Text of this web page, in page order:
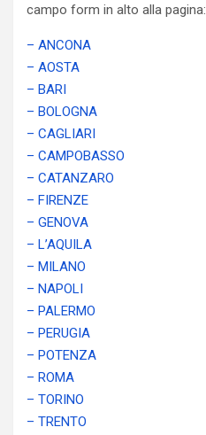
campo form in alto alla pagina:
– ANCONA
– AOSTA
– BARI
– BOLOGNA
– CAGLIARI
– CAMPOBASSO
– CATANZARO
– FIRENZE
– GENOVA
– L’AQUILA
– MILANO
– NAPOLI
– PALERMO
– PERUGIA
– POTENZA
– ROMA
– TORINO
– TRENTO